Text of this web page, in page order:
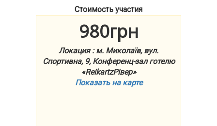
Стоимость участия
980грн
Локация : м. Миколаїв, вул.
Спортивна, 9, Конференц-зал готелю
«ReikartzРівер»
Показать на карте